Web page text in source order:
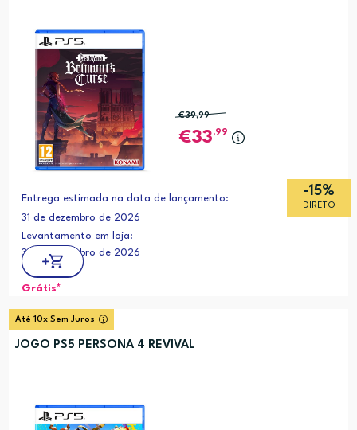
-15%
DIRETO
€39,99
33,99
Entrega estimada na data de lançamento:
31 de dezembro de 2026
Levantamento em loja:
31 de dezembro de 2026
Grátis*
Até 10x Sem Juros
JOGO PS5 PERSONA 4 REVIVAL